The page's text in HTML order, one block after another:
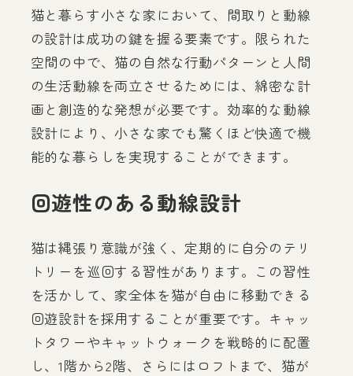
猫と暮らす小さな家において、間取りと動線
の設計は成功の鍵を握る要素です。限られた
空間の中で、猫の自然な行動パターンと人間
の生活動線を両立させるためには、綿密な計
画と創造的な発想が必要です。効率的な動線
設計により、小さな家でも驚くほど快適で機
能的な暮らしを実現することができます。
回遊性のある動線設計
猫は縄張り意識が強く、定期的に自分のテリ
トリーを巡回する習性があります。この習性
を活かして、家全体を猫が自由に移動できる
回遊設計を採用することが重要です。キャッ
トタワーやキャットウォークを戦略的に配置
し、1階から2階、さらにはロフトまで、猫が